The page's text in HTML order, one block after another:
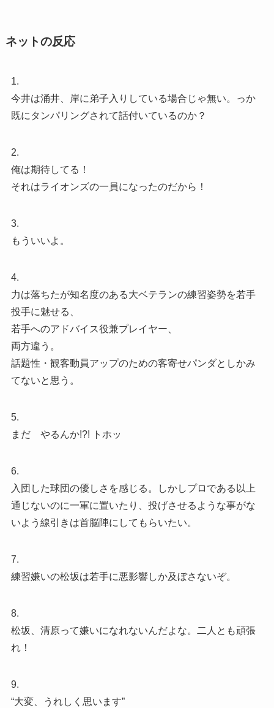
ネットの反応
1.
今井は涌井、岸に弟子入りしている場合じゃ無い。っか
既にタンパリングされて話付いているのか？
2.
俺は期待してる！
それはライオンズの一員になったのだから！
3.
もういいよ。
4.
力は落ちたが知名度のある大ベテランの練習姿勢を若手
投手に魅せる、
若手へのアドバイス役兼プレイヤー、
両方違う。
話題性・観客動員アップのための客寄せパンダとしかみ
てないと思う。
5.
まだ やるんか!?! トホッ
6.
入団した球団の優しさを感じる。しかしプロである以上
通じないのに一軍に置いたり、投げさせるような事がな
いよう線引きは首脳陣にしてもらいたい。
7.
練習嫌いの松坂は若手に悪影響しか及ぼさないぞ。
8.
松坂、清原って嫌いになれないんだよな。二人とも頑張
れ！
9.
“大変、うれしく思います”